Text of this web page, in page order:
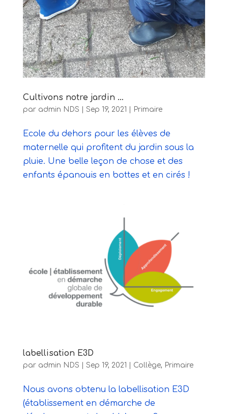
Cultivons notre jardin …
par admin NDS Sep 19, 2021 Primaire
Ecole du dehors pour les élèves de
maternelle qui profitent du jardin sous la
pluie. Une belle leçon de chose et des
enfants épanouis en bottes et en cirés !
labellisation E3D
par admin NDS Sep 19, 2021 Collège, Primaire
Nous avons obtenu la labellisation E3D
(établissement en démarche de